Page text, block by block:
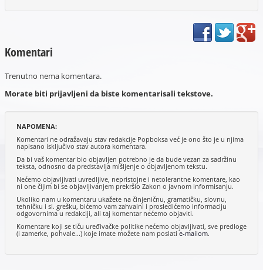
Komentari
Trenutno nema komentara.
Morate biti prijavljeni da biste komentarisali tekstove.
NAPOMENA:
Komentari ne odražavaju stav redakcije Popboksa već je ono što je u njima
napisano isključivo stav autora komentara.
Da bi vaš komentar bio objavljen potrebno je da bude vezan za sadržinu
teksta, odnosno da predstavlja mišljenje o objavljenom tekstu.
Nećemo objavljivati uvredljive, nepristojne i netolerantne komentare, kao
ni one čijim bi se objavljivanjem prekršio Zakon o javnom informisanju.
Ukoliko nam u komentaru ukažete na činjeničnu, gramatičku, slovnu,
tehničku i sl. grešku, bićemo vam zahvalni i prosledićemo informaciju
odgovornima u redakciji, ali taj komentar nećemo objaviti.
Komentare koji se tiču uređivačke politike nećemo objavljivati, sve predloge
(i zamerke, pohvale...) koje imate možete nam poslatie-mailom.